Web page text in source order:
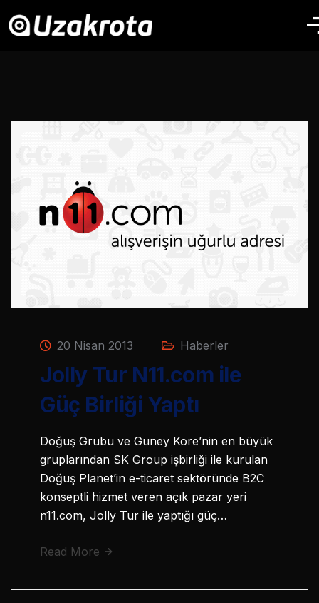
20 Nisan 2013 Haberler
Jolly Tur N11.com ile
Güç Birliği Yaptı
Doğuş Grubu ve Güney Kore’nin en büyük
gruplarından SK Group işbirliği ile kurulan
Doğuş Planet’in e-ticaret sektöründe B2C
konseptli hizmet veren açık pazar yeri
n11.com, Jolly Tur ile yaptığı güç…
Read More